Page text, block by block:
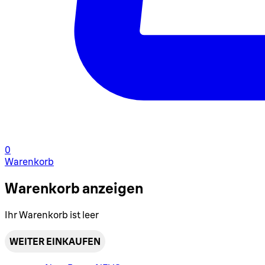
0
Warenkorb
Warenkorb anzeigen
Ihr Warenkorb ist leer
WEITER EINKAUFEN